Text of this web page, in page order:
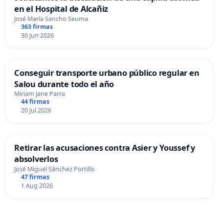
en el Hospital de Alcañiz
José María Sancho Seuma
363 firmas
30 Jun 2026
Conseguir transporte urbano público regular en
Salou durante todo el año
Miriam Jane Parra
44 firmas
20 Jul 2026
Retirar las acusaciones contra Asier y Youssef y
absolverlos
José Miguel Sánchez Portillo
47 firmas
1 Aug 2026